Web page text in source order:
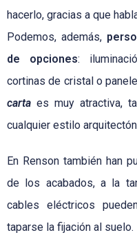
hacerlo, gracias a que
Podemos, además,
de opciones:
cortinas de cristal o
carta es muy atractiva,
cualquier estilo
En Renson también han
de los acabados, a la
cables eléctricos
taparse la fijación al suelo.